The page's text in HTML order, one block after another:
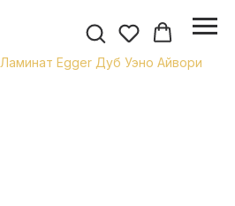
Ламинат Egger Дуб Уэно Айвори